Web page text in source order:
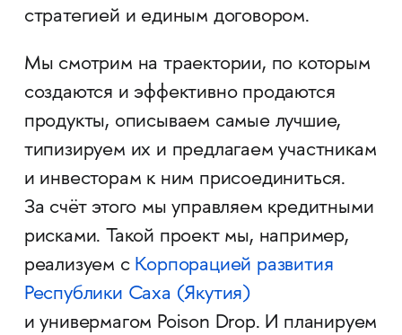
стратегией и единым договором.
Мы смотрим на траектории, по которым
создаются и эффективно продаются
продукты, описываем самые лучшие,
типизируем их и предлагаем участникам
и инвесторам к ним присоединиться.
За счёт этого мы управляем кредитными
рисками. Такой проект мы, например,
реализуем с Корпорацией развития
Республики Саха (Якутия)
и универмагом Poison Drop. И планируем